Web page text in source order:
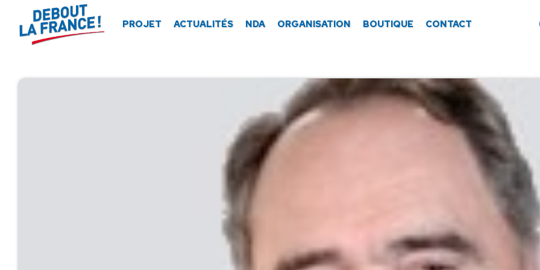
PROJET ACTUALITÉS NDA ORGANISATION BOUTIQUE CONTACT
Panneau de gestion des cookies